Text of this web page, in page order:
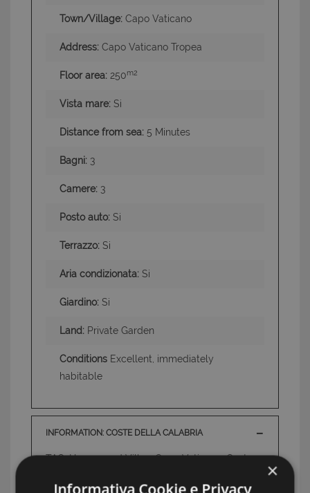
Town/Village: Capo Vaticano
Address: Capo Vaticano Tropea
Floor area: 250m2
Vista mare: Si
Distance from sea: 5 Minutes
Bagni: 3
Camere: 3
Posto auto: Si
Terrazzo: Si
Aria condizionata: Si
Giardino: Si
Land: Private Garden
Conditions Excellent, immediately
habitable
INFORMATION: COSTE DELLA CALABRIA
TAG: Houses and Villas, Capo Vaticano, Coste
×